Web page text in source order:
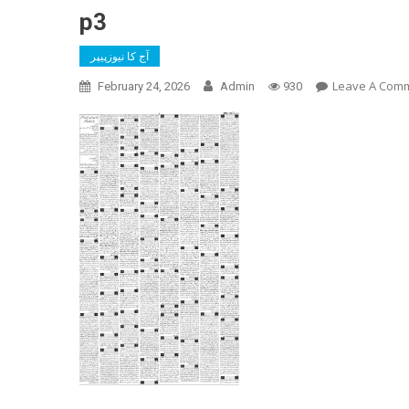
p3
آج کا نیوزپیپر
February 24, 2026 Admin 930 Leave A